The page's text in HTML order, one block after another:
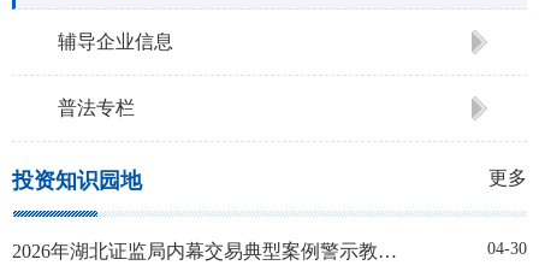
辅导企业信息
普法专栏
投资知识园地 更多
2026年湖北证监局内幕交易典型案例警示教育学习宣传资料 04-30